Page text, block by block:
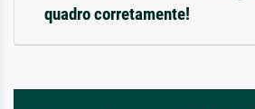
quadro corretamente!